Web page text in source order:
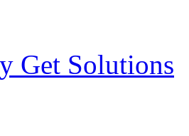
Get Solutions